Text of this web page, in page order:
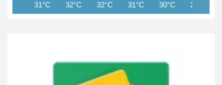
31°C 32°C 32°C 31°C 30°C 29°C